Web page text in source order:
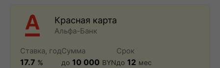
Красная карта
Альфа-Банк
Ставка, год
17.7 %
Сумма
до 10 000 BYN
Срок
до 12 мес